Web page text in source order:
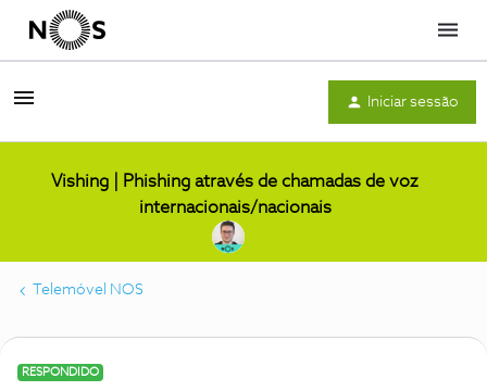
Menu
Iniciar sessão
Vishing | Phishing através de chamadas de voz
internacionais/nacionais
Telemóvel NOS
RESPONDIDO